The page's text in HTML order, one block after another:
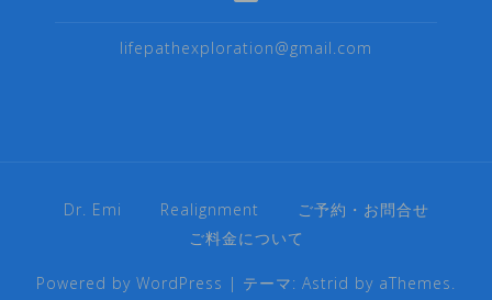
lifepathexploration@gmail.com
Dr. Emi Realignment
ご予約・お問合せ
ご料金について
Powered by WordPress | テーマ: Astrid by aThemes.